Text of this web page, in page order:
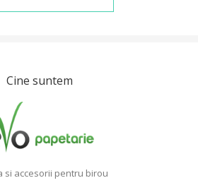
Cine suntem
si accesorii pentru birou